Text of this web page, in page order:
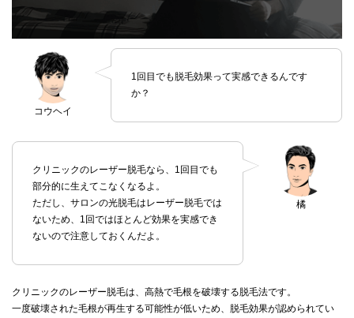
コウヘイ
1回目でも脱毛効果って実感できるんです
か？
橘
クリニックのレーザー脱毛なら、1回目でも
部分的に生えてこなくなるよ。
ただし、サロンの光脱毛はレーザー脱毛では
ないため、1回ではほとんど効果を実感でき
ないので注意しておくんだよ。
クリニックのレーザー脱毛は、高熱で毛根を破壊する脱毛法です。
一度破壊された毛根が再生する可能性が低いため、脱毛効果が認められてい